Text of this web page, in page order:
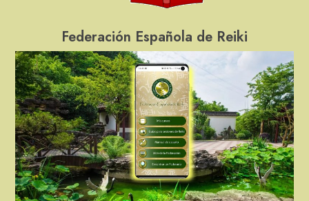
Federación Española de Reiki